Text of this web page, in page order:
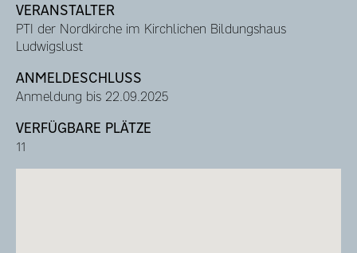
VERANSTALTER
PTI der Nordkirche im Kirchlichen Bildungshaus
Ludwigslust
ANMELDESCHLUSS
Anmeldung bis 22.09.2025
VERFÜGBARE PLÄTZE
11